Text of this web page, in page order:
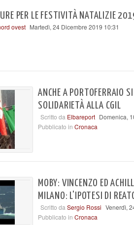
PER LE FESTIVITÀ NATALIZIE
ovest Martedì, 24 Dicembre 2019 10:31
ANCHE A PORTOFERRAIO
SOLIDARIETÀ ALLA CGIL
Scritto da Elbareport Domenica,
Pubblicato in Cronaca
MOBY: VINCENZO ED
MILANO: L'IPOTESI DI
Scritto da Sergio Rossi Venerdì,
Pubblicato in Cronaca